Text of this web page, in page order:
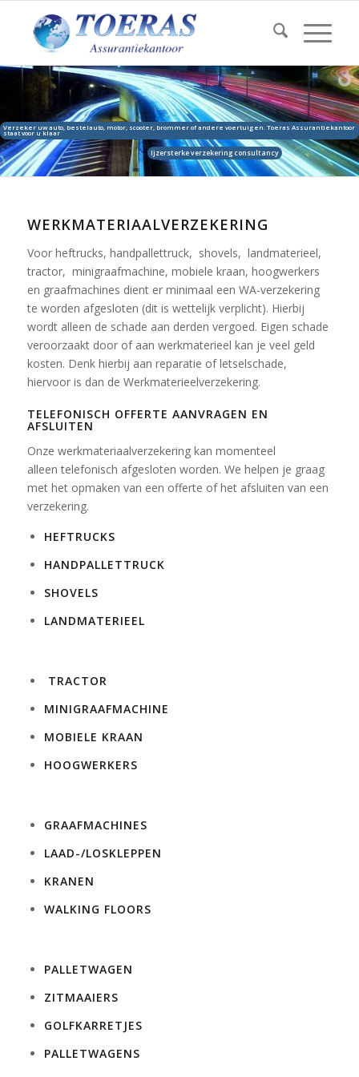
Ijzersterke verzekering consultancy
Verzeker uw auto, bestelauto, motor, scooter, brommer of andere voertuigen. Toeras Assurantiekantoor
staat voor u klaar
WERKMATERIAALVERZEKERING
Voor heftrucks, handpallettruck, shovels, landmaterieel,
tractor, minigraafmachine, mobiele kraan, hoogwerkers
en graafmachines dient er minimaal een WA-verzekering
te worden afgesloten (dit is wettelijk verplicht). Hierbij
wordt alleen de schade aan derden vergoed. Eigen schade
veroorzaakt door of aan werkmaterieel kan je veel geld
kosten. Denk hierbij aan reparatie of letselschade,
hiervoor is dan de Werkmaterieelverzekering.
TELEFONISCH OFFERTE AANVRAGEN EN
AFSLUITEN
Onze werkmateriaalverzekering kan momenteel
alleen telefonisch afgesloten worden. We helpen je graag
met het opmaken van een offerte of het afsluiten van een
verzekering.
HEFTRUCKS
HANDPALLETTRUCK
SHOVELS
LANDMATERIEEL
TRACTOR
MINIGRAAFMACHINE
MOBIELE KRAAN
HOOGWERKERS
GRAAFMACHINES
LAAD-/LOSKLEPPEN
KRANEN
WALKING FLOORS
PALLETWAGEN
ZITMAAIERS
GOLFKARRETJES
PALLETWAGENS